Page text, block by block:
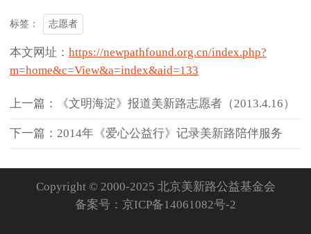
标签： 志愿者
本文网址： https://newpathfound.org.cn/index.php?
m=home&c=View&a=index&aid=133
上一篇：《文明海淀》报道美新路志愿者（2013.4.16）
下一篇：2014年《爱心公益行》记录美新路陪伴服务
Copyright © 2000-2025 北京美新路公益基金会
备案号： 京ICP备14061082号-2